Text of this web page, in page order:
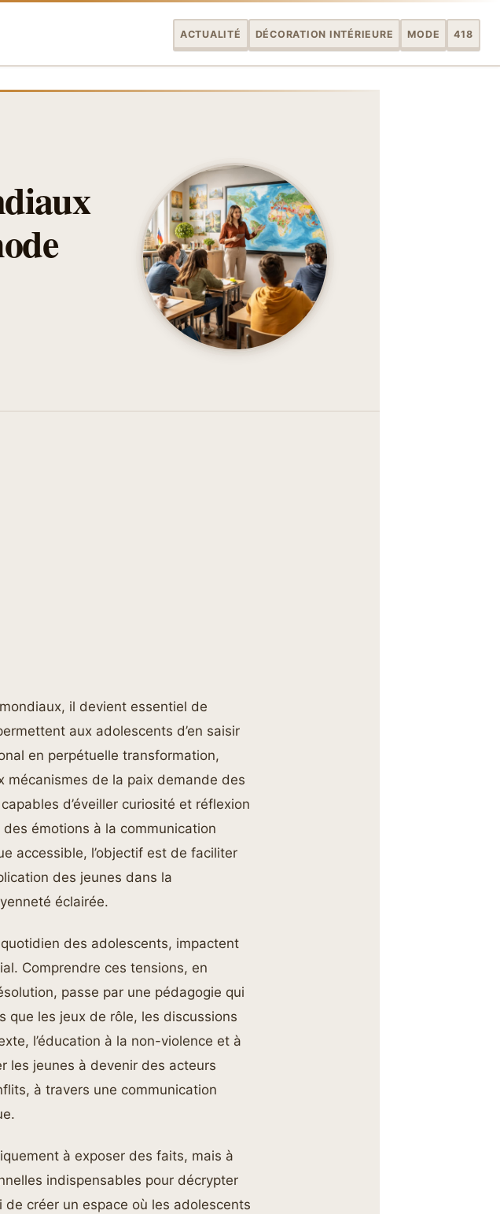
ACTUALITÉ DÉCORATION INTÉRIEURE MODE 418
il devient essentiel de
aux adolescents d’en saisir
en perpétuelle transformation,
mécanismes de la paix demande des
d’éveiller curiosité et réflexion
émotions à la communication
accessible, l’objectif est de faciliter
des jeunes dans la
éclairée.
des adolescents, impactent
Comprendre ces tensions, en
passe par une pédagogie qui
que les jeux de rôle, les discussions
l’éducation à la non-violence et à
les jeunes à devenir des acteurs
à travers une communication
à exposer des faits, mais à
indispensables pour décrypter
de créer un espace où les adolescents